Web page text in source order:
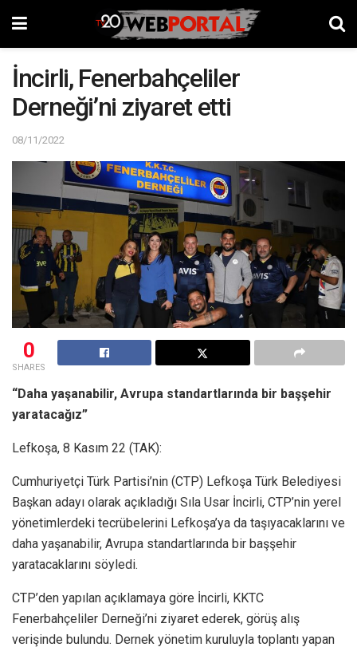
İncirli, Fenerbahçeliler
Derneği’ni ziyaret etti
08/11/2022
0
SHARES
“Daha yaşanabilir, Avrupa standartlarında bir başşehir
yaratacağız”
Lefkoşa, 8 Kasım 22 (TAK):
Cumhuriyetçi Türk Partisi’nin (CTP) Lefkoşa Türk Belediyesi
Başkan adayı olarak açıkladığı Sıla Usar İncirli, CTP’nin yerel
yönetimlerdeki tecrübelerini Lefkoşa’ya da taşıyacaklarını ve
daha yaşanabilir, Avrupa standartlarında bir başşehir
yaratacaklarını söyledi.
CTP’den yapılan açıklamaya göre İncirli, KKTC
Fenerbahçeliler Derneği’ni ziyaret ederek, görüş alış
verişinde bulundu. Dernek yönetim kuruluyla toplantı yapan